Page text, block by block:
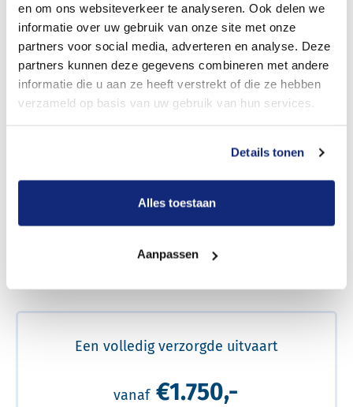
en om ons websiteverkeer te analyseren. Ook delen we
informatie over uw gebruik van onze site met onze
partners voor social media, adverteren en analyse. Deze
partners kunnen deze gegevens combineren met andere
informatie die u aan ze heeft verstrekt of die ze hebben
verzameld op basis van uw gebruik van hun services.
Details tonen
Alles toestaan
Aanpassen
Een betere uitvaart ervaring voor een betere
Een volledig verzorgde uitvaart
vanaf €1.750,-